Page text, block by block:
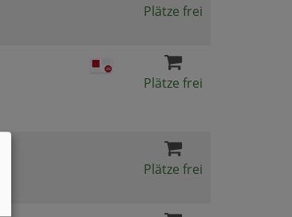
Plätze frei
Plätze frei
Plätze frei